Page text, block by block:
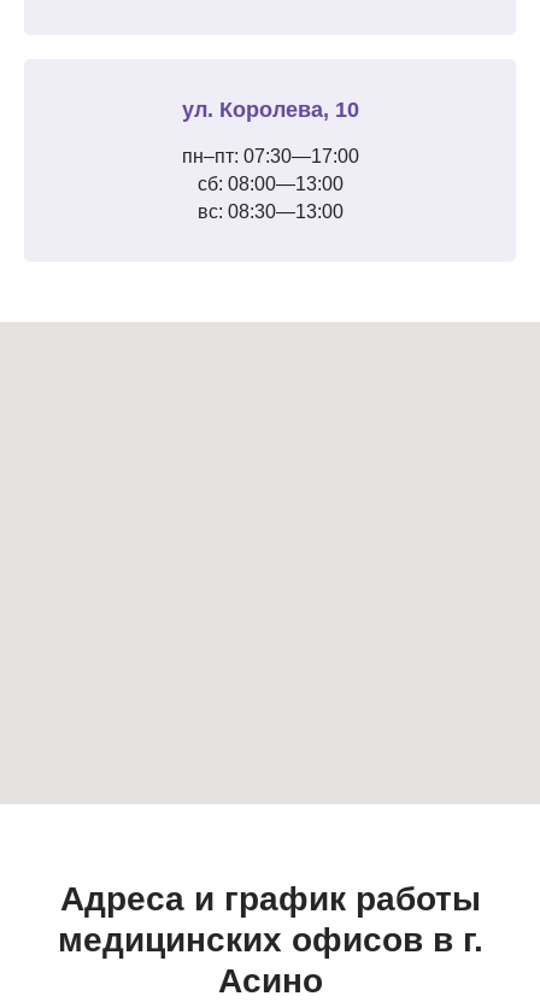
ул. Королева, 10
пн–пт: 07:30—17:00
сб: 08:00—13:00
вс: 08:30—13:00
Адреса и график работы
медицинских офисов в г.
Асино